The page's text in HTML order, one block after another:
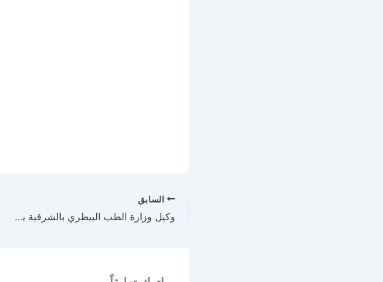
السابق
وكيل وزارة الطب البيطري بالشرقية يتفقد أعمال تطوير مبنى إدارة بلبيس البيطرية